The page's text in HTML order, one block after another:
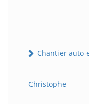
Chantier
Christophe